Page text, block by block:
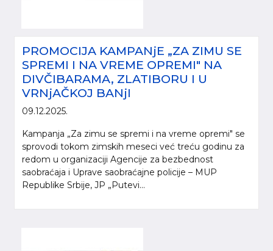
PROMOCIJA KAMPANjE „ZA ZIMU SE
SPREMI I NA VREME OPREMI" NA
DIVČIBARAMA, ZLATIBORU I U
VRNjAČKOJ BANjI
09.12.2025.
Kampanja „Za zimu se spremi i na vreme opremi" se
sprovodi tokom zimskih meseci već treću godinu za
redom u organizaciji Agencije za bezbednost
saobraćaja i Uprave saobraćajne policije – MUP
Republike Srbije, JP „Putevi...